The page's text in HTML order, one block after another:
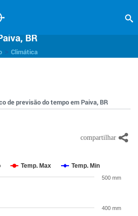
BR
Climática
de previsão do tempo em Paiva, BR
Temp. Max Temp. Min
400 mm
500 mm